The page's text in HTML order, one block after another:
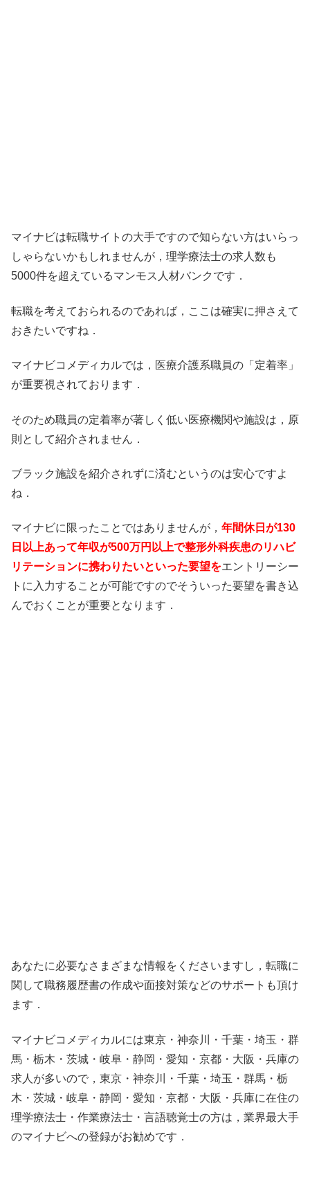
マイナビは転職サイトの大手ですので知らない方はいらっ
しゃらないかもしれませんが，理学療法士の求人数も
5000件を超えているマンモス人材バンクです．
転職を考えておられるのであれば，ここは確実に押さえて
おきたいですね．
マイナビコメディカルでは，医療介護系職員の「定着率」
が重要視されております．
そのため職員の定着率が著しく低い医療機関や施設は，原
則として紹介されません．
ブラック施設を紹介されずに済むというのは安心ですよ
ね．
マイナビに限ったことではありませんが， 年間休日が130
日以上あって年収が500万円以上で整形外科疾患のリハビ
リテーションに携わりたいといった要望をエントリーシー
トに入力することが可能ですのでそういった要望を書き込
んでおくことが重要となります．
あなたに必要なさまざまな情報をくださいますし，転職に
関して職務履歴書の作成や面接対策などのサポートも頂け
ます．
マイナビコメディカルには東京・神奈川・千葉・埼玉・群
馬・栃木・茨城・岐阜・静岡・愛知・京都・大阪・兵庫の
求人が多いので，東京・神奈川・千葉・埼玉・群馬・栃
木・茨城・岐阜・静岡・愛知・京都・大阪・兵庫に在住の
理学療法士・作業療法士・言語聴覚士の方は，業界最大手
のマイナビへの登録がお勧めです．